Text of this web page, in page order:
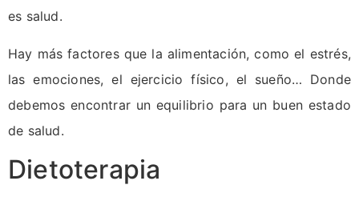
es salud.
Hay más factores que la alimentación, como el estrés,
las emociones, el ejercicio físico, el sueño… Donde
debemos encontrar un equilibrio para un buen estado
de salud.
Dietoterapia